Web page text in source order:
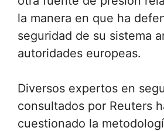
la manera en que ha
seguridad de su sistema
autoridades europeas.
Diversos expertos en
consultados por Reuters
cuestionado la